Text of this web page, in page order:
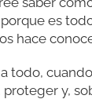
es
hace
todo,
proteger y,